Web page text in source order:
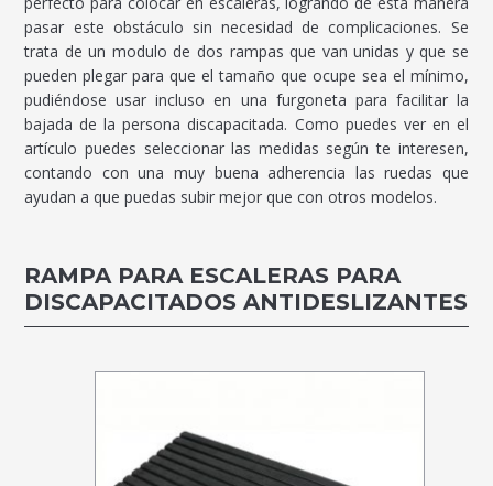
pasar este obstáculo sin necesidad de complicaciones. Se
trata de un modulo de dos rampas que van unidas y que se
pueden plegar para que el tamaño que ocupe sea el mínimo,
pudiéndose usar incluso en una furgoneta para facilitar la
bajada de la persona discapacitada. Como puedes ver en el
artículo puedes seleccionar las medidas según te interesen,
contando con una muy buena adherencia las ruedas que
ayudan a que puedas subir mejor que con otros modelos.
RAMPA PARA ESCALERAS PARA
DISCAPACITADOS ANTIDESLIZANTES